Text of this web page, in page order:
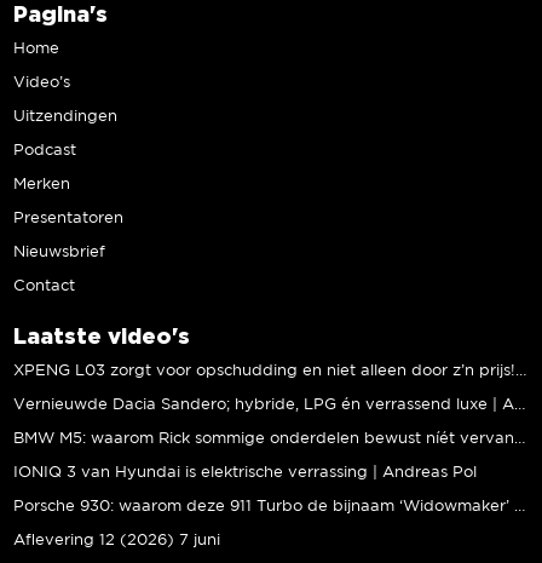
Pagina's
Home
Video’s
Uitzendingen
Podcast
Merken
Presentatoren
Nieuwsbrief
Contact
Laatste video's
XPENG L03 zorgt voor opschudding en niet alleen door z’n prijs! | Jeroen Mul
Vernieuwde Dacia Sandero; hybride, LPG én verrassend luxe | Andreas Pol
BMW M5: waarom Rick sommige onderdelen bewust níét vervangt | Stipt Polish Point
IONIQ 3 van Hyundai is elektrische verrassing | Andreas Pol
Porsche 930: waarom deze 911 Turbo de bijnaam ‘Widowmaker’ kreeg | Gallery Aaldering
Aflevering 12 (2026) 7 juni